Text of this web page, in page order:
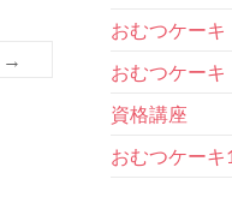
→
おむつケーキ
おむつケーキ
資格講座
おむつケーキ